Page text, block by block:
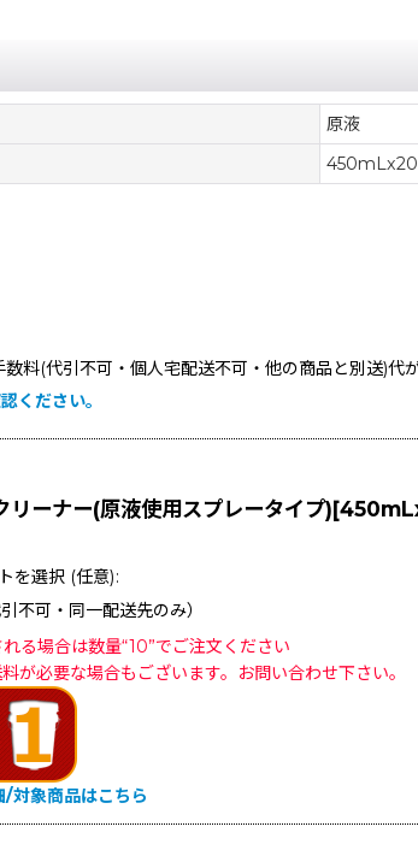
原液
料(代引不可・個人宅配送不可・他の商品と別送)代
ください。
リーナー(原液使用スプレータイプ
を選択 (任意):
不可・同一配送先のみ）
る場合は数量“10”でご注文ください
が必要な場合もございます。お問い合わせ下さい。
対象商品はこちら